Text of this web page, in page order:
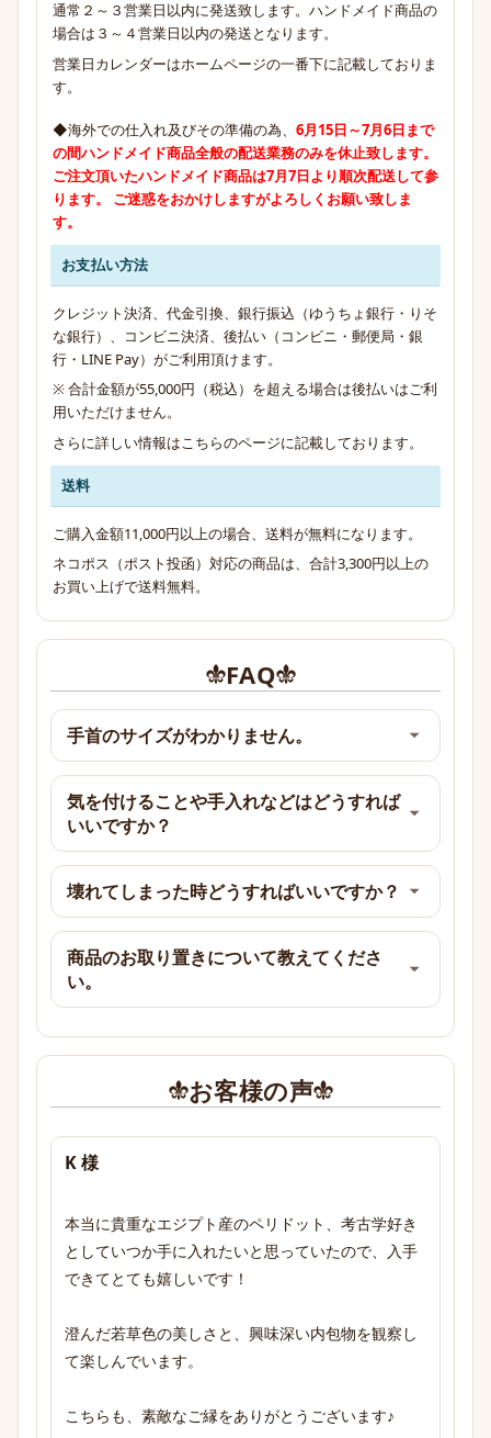
通常２～３営業日以内に発送致します。ハンドメイド商品の
場合は３～４営業日以内の発送となります。
営業日カレンダーはホームページの一番下に記載しておりま
す。
◆海外での仕入れ及びその準備の為、 6月15日～7月6日まで
の間ハンドメイド商品全般の配送業務のみを休止致します。
ご注文頂いたハンドメイド商品は7月7日より順次配送して参
ります。 ご迷惑をおかけしますがよろしくお願い致しま
す。
お支払い方法
クレジット決済、代金引換、銀行振込（ゆうちょ銀行・りそ
な銀行）、コンビニ決済、後払い（コンビニ・郵便局・銀
行・LINE Pay）がご利用頂けます。
※ 合計金額が55,000円（税込）を超える場合は後払いはご利
用いただけません。
さらに詳しい情報は こちらのページに記載しております。
送料
ご購入金額11,000円以上の場合、送料が無料になります。
ネコポス（ポスト投函）対応の商品は、合計3,300円以上の
お買い上げで送料無料。
FAQ
手首のサイズがわかりません。
気を付けることや手入れなどはどうすれば
いいですか？
壊れてしまった時どうすればいいですか？
商品のお取り置きについて教えてくださ
い。
お客様の声
K 様
本当に貴重なエジプト産のペリドット、考古学好き
としていつか手に入れたいと思っていたので、入手
できてとても嬉しいです！
澄んだ若草色の美しさと、興味深い内包物を観察し
て楽しんでいます。
こちらも、素敵なご縁をありがとうございます♪